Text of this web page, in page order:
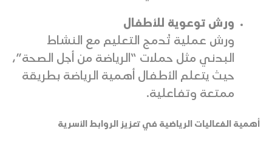
ورش توعوية للأطفال
ورش عملية تُدمج التعليم مع النشاط
البدني مثل حملات “الرياضة من أجل الصحة”،
حيث يتعلم الأطفال أهمية الرياضة بطريقة
ممتعة وتفاعلية.
أهمية الفعاليات الرياضية في تعزيز الروابط الأسرية